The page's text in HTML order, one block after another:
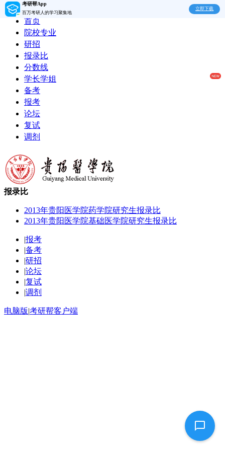
考研帮App
百万考研人的学习聚集地
立即下载
首页
院校专业
研招
报录比
分数线
学长学姐
备考
报考
论坛
复试
调剂
报录比
2013年贵阳医学院药学院研究生报录比
2013年贵阳医学院基础医学院研究生报录比
|报考
|备考
|研招
|论坛
|复试
|调剂
电脑版|考研帮客户端